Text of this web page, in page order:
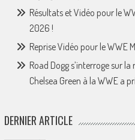
Résultats et Vidéo pour le
2026 !
Reprise Vidéo pour le WWE
Road Dogg s’interroge sur
Chelsea Green à la WWE a
DERNIER ARTICLE